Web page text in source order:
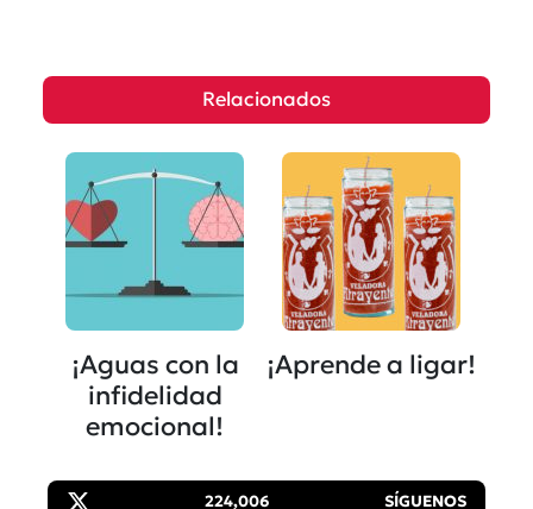
Relacionados
¡Aguas con la
infidelidad
emocional!
¡Aprende a ligar!
224,006 SÍGUENOS